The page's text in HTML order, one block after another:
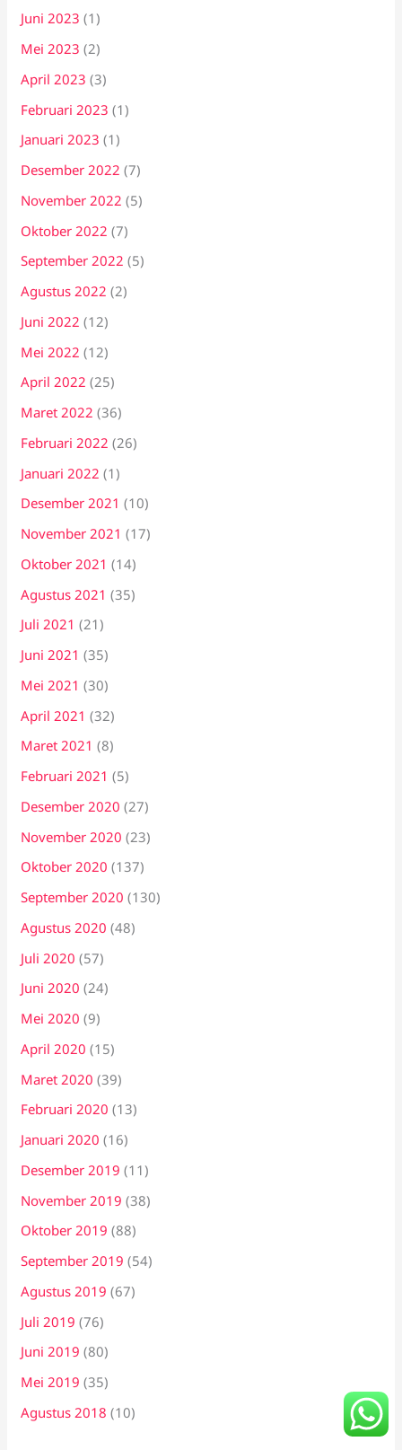
Juni 2023 (1)
Mei 2023 (2)
April 2023 (3)
Februari 2023 (1)
Januari 2023 (1)
Desember 2022 (7)
November 2022 (5)
Oktober 2022 (7)
September 2022 (5)
Agustus 2022 (2)
Juni 2022 (12)
Mei 2022 (12)
April 2022 (25)
Maret 2022 (36)
Februari 2022 (26)
Januari 2022 (1)
Desember 2021 (10)
November 2021 (17)
Oktober 2021 (14)
Agustus 2021 (35)
Juli 2021 (21)
Juni 2021 (35)
Mei 2021 (30)
April 2021 (32)
Maret 2021 (8)
Februari 2021 (5)
Desember 2020 (27)
November 2020 (23)
Oktober 2020 (137)
September 2020 (130)
Agustus 2020 (48)
Juli 2020 (57)
Juni 2020 (24)
Mei 2020 (9)
April 2020 (15)
Maret 2020 (39)
Februari 2020 (13)
Januari 2020 (16)
Desember 2019 (11)
November 2019 (38)
Oktober 2019 (88)
September 2019 (54)
Agustus 2019 (67)
Juli 2019 (76)
Juni 2019 (80)
Mei 2019 (35)
Agustus 2018 (10)